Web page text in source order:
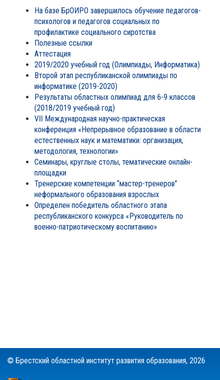
На базе БрОИРО завершилось обучение педагогов-
психологов и педагогов социальных по
профилактике социального сиротства
Полезные ссылки
Аттестация
2019/2020 учебный год (Олимпиады, Информатика)
Второй этап республиканской олимпиады по
информатике (2019-2020)
Результаты областных олимпиад для 6-9 классов
(2018/2019 учебный год)
VII Международная научно-практическая
конференция «Непрерывное образование в области
естественных наук и математики: организация,
методология, технологии»
Семинары, круглые столы, тематические онлайн-
площадки
Тренерские компетенции “мастер-тренеров”
неформального образования взрослых
Определен победитель областного этапа
республиканского конкурса «Руководитель по
военно-патриотическому воспитанию»
© Брестский областной институт развития образования, 2026